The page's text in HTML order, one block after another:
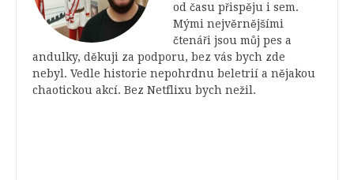
od času přispěju i sem.
Mými nejvěrnějšími
čtenáři jsou můj pes a
andulky, děkuji za podporu, bez vás bych zde
nebyl. Vedle historie nepohrdnu beletrií a nějakou
chaotickou akcí. Bez Netflixu bych nežil.